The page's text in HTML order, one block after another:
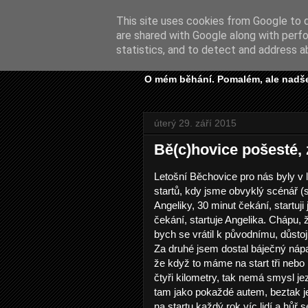
Prostě
O mém běhání. Pomalém, ale
úterý 29. září 2015
Bě(c)hovice
Letošní Běchovice pro nás byly
startů, kdy jsme obvyklý scénář
Angeliky, 30 minut čekání,
čekání, startuje Angelika. Chápu,
bych se vrátil k původnímu,
Za druhé jsem dostal báječný
že když to máme na start tři nebo
čtyři kilometry, tak nemá smysl
tam jako pokaždé autem, beztak
This site uses cookies from Google to
are shared with Google along with
statistics, and to detect and address